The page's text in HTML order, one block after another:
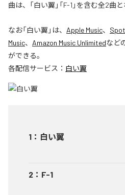
曲は、「白い翼」「F-1」を含む全2曲
なお「白い翼 」は、 Apple Music、
Music、 Amazon Music Unlimitedなど
ができる。
各配信サービス： 白い翼
1 ： 白い翼
2 ： F-1